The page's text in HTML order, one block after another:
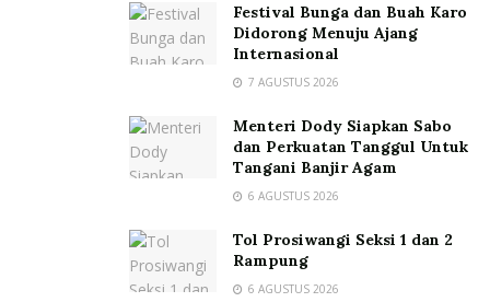
Festival Bunga dan Buah Karo
Didorong Menuju Ajang
Internasional
7 AGUSTUS 2026
Menteri Dody Siapkan Sabo
dan Perkuatan Tanggul Untuk
Tangani Banjir Agam
6 AGUSTUS 2026
Tol Prosiwangi Seksi 1 dan 2
Rampung
6 AGUSTUS 2026